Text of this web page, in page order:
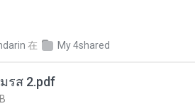
在 My 4shared
รส 2.pdf